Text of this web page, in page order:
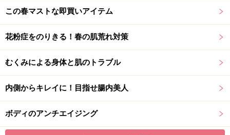
この春マストな即買いアイテム
花粉症をのりきる！春の肌荒れ対策
むくみによる身体と肌のトラブル
内側からキレイに！目指せ腸内美人
ボディのアンチエイジング